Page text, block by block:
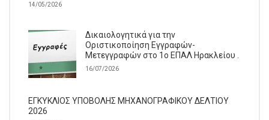
14/05/2026
Δικαιολογητικά για την
Οριστικοποίηση Εγγραφών-
Μετεγγραφών στο 1ο ΕΠΑΛ Ηρακλείου .
16/07/2026
ΕΓΚΥΚΛΙΟΣ ΥΠΟΒΟΛΗΣ ΜΗΧΑΝΟΓΡΑΦΙΚΟΥ ΔΕΛΤΙΟΥ
2026